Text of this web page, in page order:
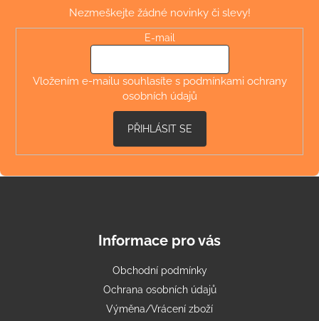
Nezmeškejte žádné novinky či slevy!
E-mail
Vložením e-mailu souhlasíte s podmínkami ochrany
osobních údajů
PŘIHLÁSIT SE
Informace pro vás
Obchodní podmínky
Ochrana osobních údajů
Výměna/Vrácení zboží